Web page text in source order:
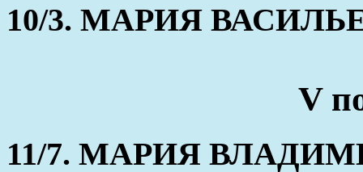
10/3. МАРИЯ
V
11/7. МАРИЯ